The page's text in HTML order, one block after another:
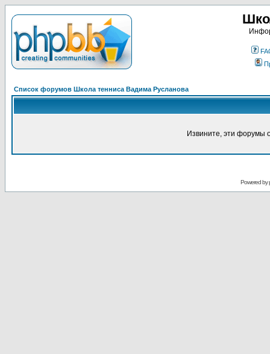
Список форумов Школа тенниса Вадима Русланова
Извините, эти форумы
Powered by